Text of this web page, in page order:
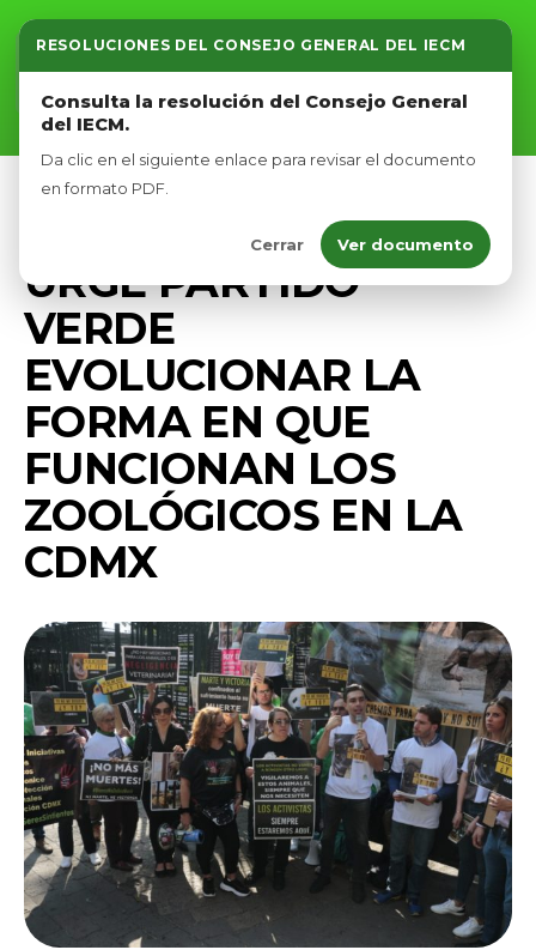
RESOLUCIONES DEL CONSEJO GENERAL DEL IECM
Consulta la resolución del Consejo General
del IECM.
Da clic en el siguiente enlace para revisar el documento
en formato PDF.
Cerrar Ver documento
Inicio
Nosotros
Afíliate
URGE PARTIDO
VERDE
EVOLUCIONAR LA
FORMA EN QUE
FUNCIONAN LOS
ZOOLÓGICOS EN LA
CDMX